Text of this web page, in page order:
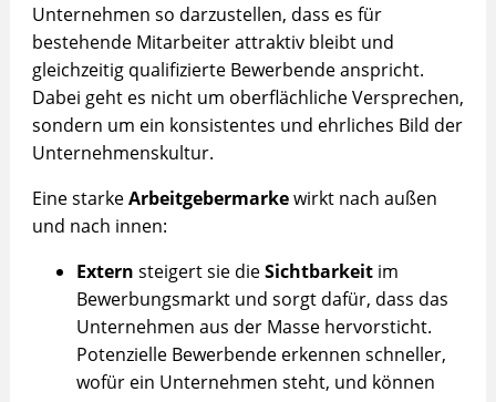
Unternehmen so darzustellen, dass es für
bestehende Mitarbeiter attraktiv bleibt und
gleichzeitig qualifizierte Bewerbende anspricht.
Dabei geht es nicht um oberflächliche Versprechen,
sondern um ein konsistentes und ehrliches Bild der
Unternehmenskultur.
Eine starkeArbeitgebermarkewirkt nach außen
und nach innen:
Extern steigert sie dieSichtbarkeitim
Bewerbungsmarkt und sorgt dafür, dass das
Unternehmen aus der Masse hervorsticht.
Potenzielle Bewerbende erkennen schneller,
wofür ein Unternehmen steht, und können